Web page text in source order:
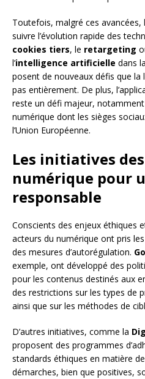
Toutefois, malgré ces avancées,
suivre l’évolution rapide des
cookies tiers, le retargeting
l’intelligence artificielle dans
posent de nouveaux défis que la
pas entièrement. De plus,
reste un défi majeur,
numérique dont les sièges
l’Union Européenne.
Les initiatives
numérique pour
responsable
Conscients des enjeux éthiques
acteurs du numérique ont pris
des mesures d’autorégulation.
exemple, ont développé des
pour les contenus destinés aux
des restrictions sur les types de
ainsi que sur les méthodes de
D’autres initiatives, comme la
proposent des programmes
standards éthiques en matière
démarches, bien que positives,